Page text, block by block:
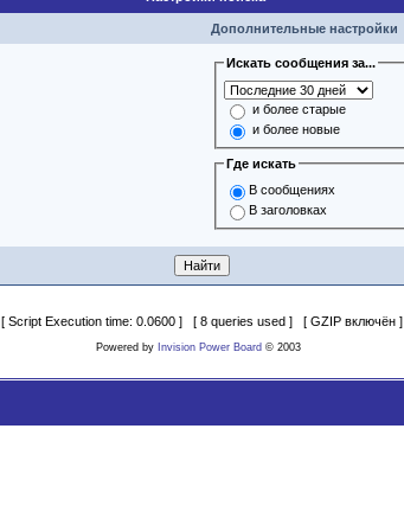
Дополнительные настройки
Искать сообщения за...
и более старые
и более новые
Где искать
В сообщениях
В заголовках
[ Script Execution time: 0.0600 ] [ 8 queries used ] [ GZIP включён ]
Powered by Invision Power Board © 2003